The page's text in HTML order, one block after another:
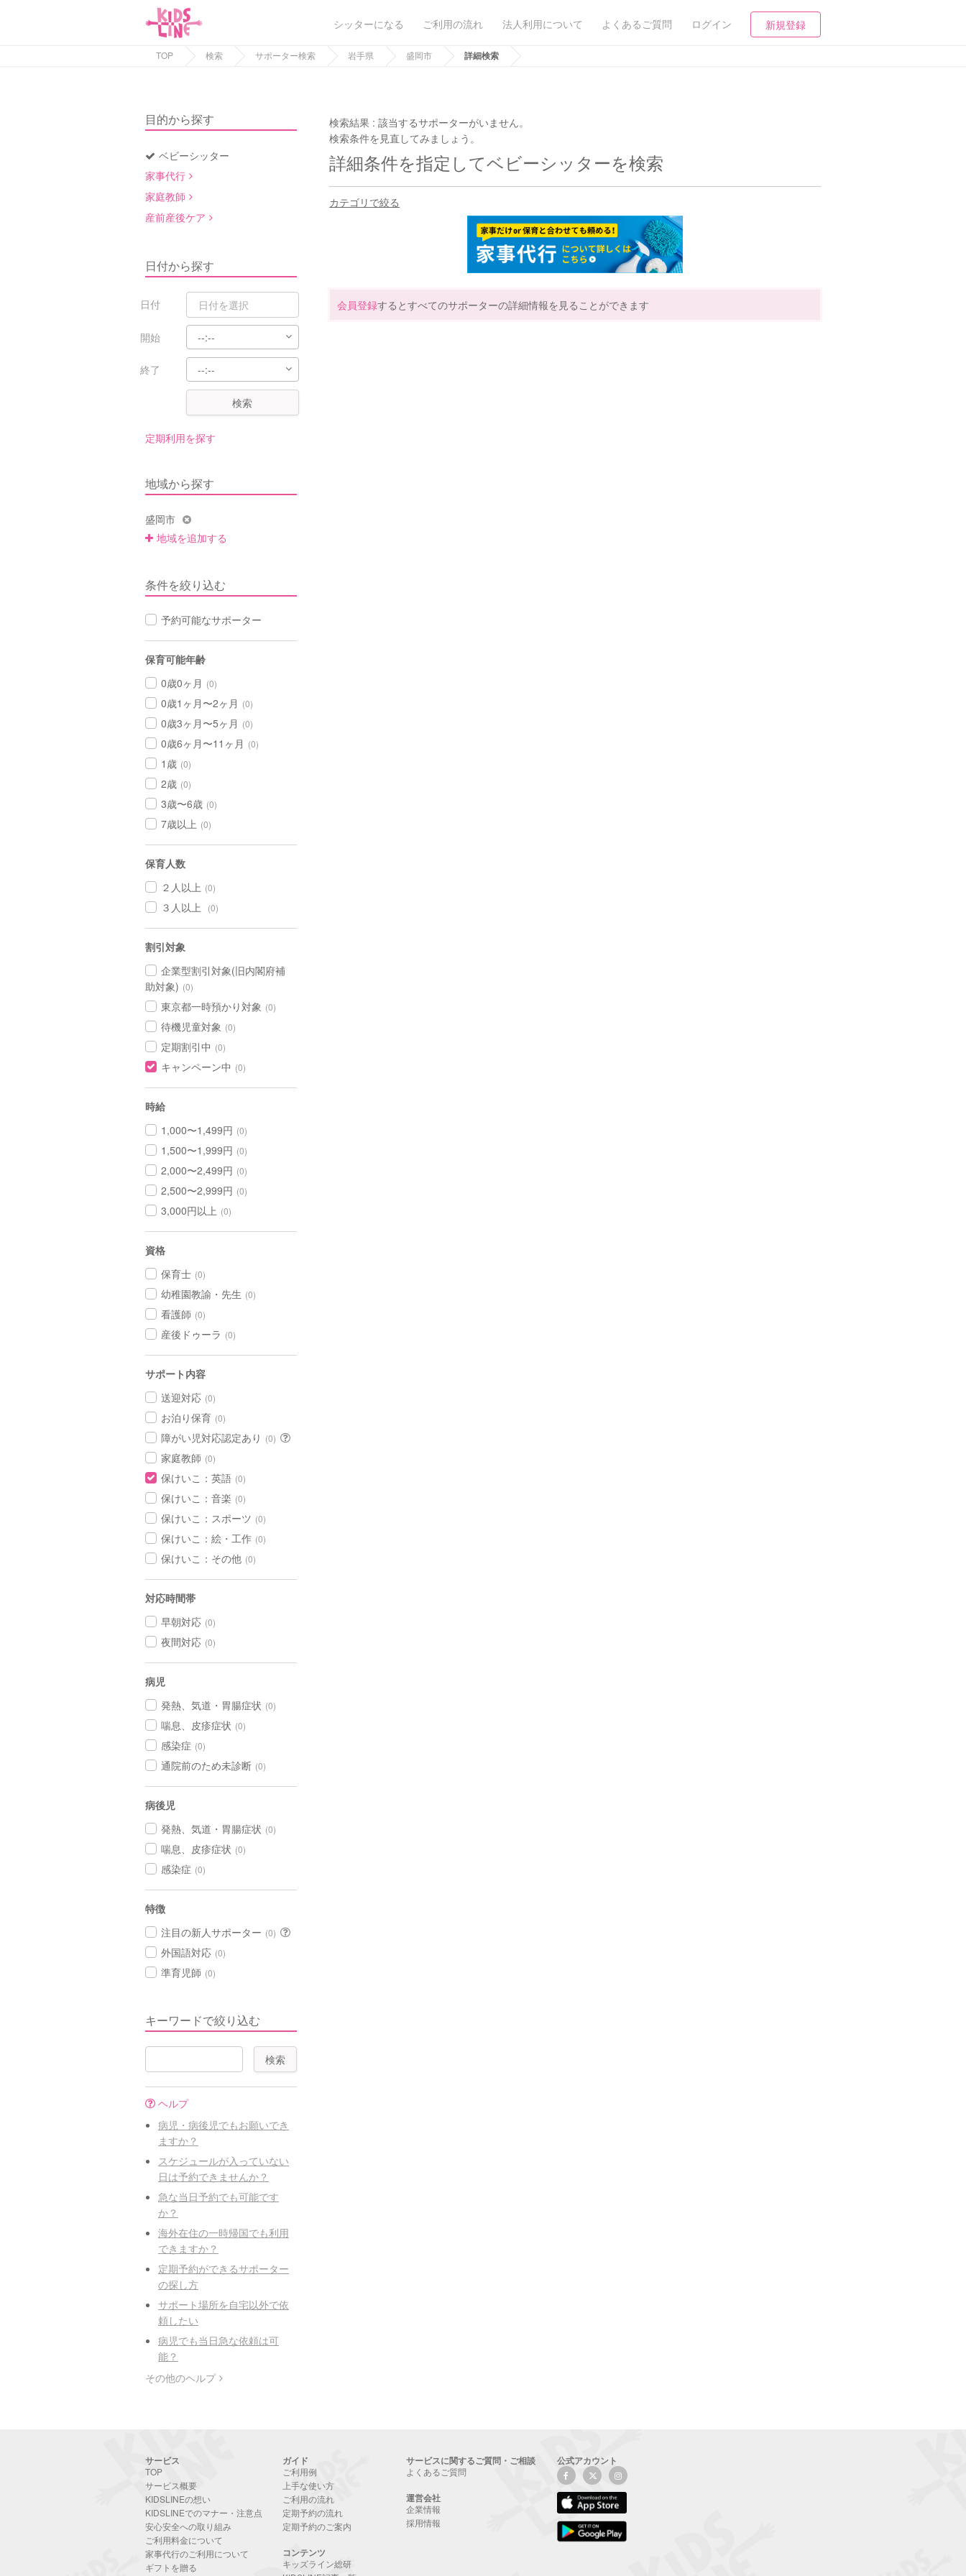
シッターになる ご利用の流れ 法人利用について よくあるご質問 ログイン 新規登録
TOP 検索 サポーター検索 岩手県 盛岡市 詳細検索
目的から探す
ベビーシッター
家事代行
家庭教師
産前産後ケア
日付から探す
日付
開始
終了
検索
定期利用を探す
地域から探す
盛岡市
地域を追加する
条件を絞り込む
予約可能なサポーター
保育可能年齢
0歳0ヶ月 (0)
0歳1ヶ月〜2ヶ月 (0)
0歳3ヶ月〜5ヶ月 (0)
0歳6ヶ月〜11ヶ月 (0)
1歳 (0)
2歳 (0)
3歳〜6歳 (0)
7歳以上 (0)
保育人数
２人以上 (0)
３人以上 (0)
割引対象
企業型割引対象(旧内閣府補
助対象) (0)
東京都一時預かり対象 (0)
待機児童対象 (0)
定期割引中 (0)
キャンペーン中 (0)
時給
1,000〜1,499円 (0)
1,500〜1,999円 (0)
2,000〜2,499円 (0)
2,500〜2,999円 (0)
3,000円以上 (0)
資格
保育士 (0)
幼稚園教諭・先生 (0)
看護師 (0)
産後ドゥーラ (0)
サポート内容
送迎対応 (0)
お泊り保育 (0)
障がい児対応認定あり (0)
家庭教師 (0)
保けいこ：英語 (0)
保けいこ：音楽 (0)
保けいこ：スポーツ (0)
保けいこ：絵・工作 (0)
保けいこ：その他 (0)
対応時間帯
早朝対応 (0)
夜間対応 (0)
病児
発熱、気道・胃腸症状 (0)
喘息、皮疹症状 (0)
感染症 (0)
通院前のため未診断 (0)
病後児
発熱、気道・胃腸症状 (0)
喘息、皮疹症状 (0)
感染症 (0)
特徴
注目の新人サポーター (0)
外国語対応 (0)
準育児師 (0)
キーワードで絞り込む
ヘルプ
病児・病後児でもお願いでき
ますか？
スケジュールが入っていない
日は予約できませんか？
急な当日予約でも可能です
か？
海外在住の一時帰国でも利用
できますか？
定期予約ができるサポーター
の探し方
サポート場所を自宅以外で依
頼したい
病児でも当日急な依頼は可
能？
その他のヘルプ
検索結果 :該当するサポーターがいません。
検索条件を見直してみましょう。
詳細条件を指定してベビーシッターを検索
カテゴリで絞る
会員登録するとすべてのサポーターの詳細情報を見ることができます
サービス
TOP
サービス概要
KIDSLINEの想い
KIDSLINEでのマナー・注意点
安心安全への取り組み
ご利用料金について
家事代行のご利用について
ギフトを贈る
ガイド
ご利用例
上手な使い方
ご利用の流れ
定期予約の流れ
定期予約のご案内
コンテンツ
キッズライン総研
サービスに関するご質問・ご相談
よくあるご質問
運営会社
企業情報
採用情報
公式アカウント